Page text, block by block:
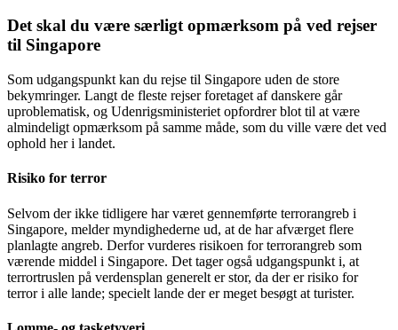
Det skal du være særligt opmærksom på ved rejser
til Singapore
Som udgangspunkt kan du rejse til Singapore uden de store
bekymringer. Langt de fleste rejser foretaget af danskere går
uproblematisk, og Udenrigsministeriet opfordrer blot til at være
almindeligt opmærksom på samme måde, som du ville være det ved
ophold her i landet.
Risiko for terror
Selvom der ikke tidligere har været gennemførte terrorangreb i
Singapore, melder myndighederne ud, at de har afværget flere
planlagte angreb. Derfor vurderes risikoen for terrorangreb som
værende middel i Singapore. Det tager også udgangspunkt i, at
terrortruslen på verdensplan generelt er stor, da der er risiko for
terror i alle lande; specielt lande der er meget besøgt at turister.